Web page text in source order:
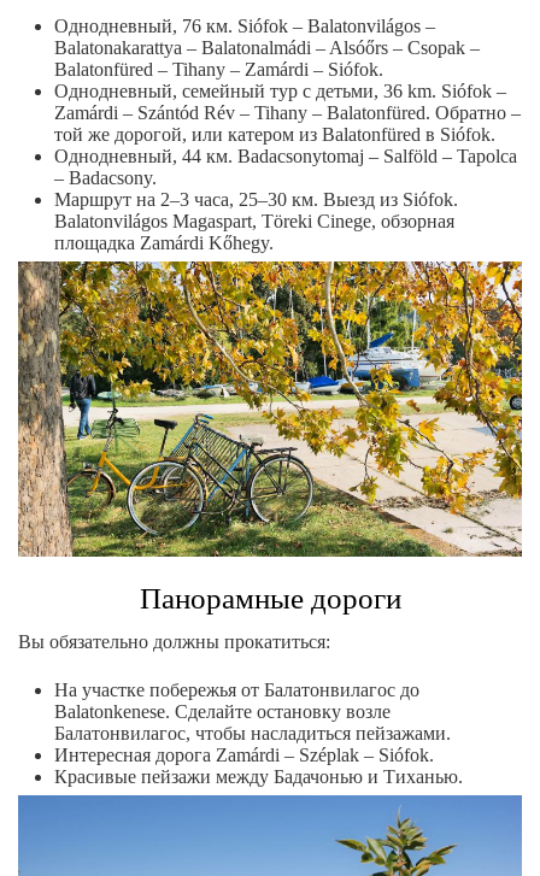
Однодневный, 76 км. Siófok – Balatonvilágos –
Balatonakarattya – Balatonalmádi – Alsóőrs – Csopak –
Balatonfüred – Tihany – Zamárdi – Siófok.
Однодневный, семейный тур с детьми, 36 km. Siófok –
Zamárdi – Szántód Rév – Tihany – Balatonfüred. Обратно –
той же дорогой, или катером из Balatonfüred в Siófok.
Однодневный, 44 км. Badacsonytomaj – Salföld – Tapolca
– Badacsony.
Маршрут на 2–3 часа, 25–30 км. Выезд из Siófok.
Balatonvilágos Magaspart, Töreki Cinege, обзорная
площадка Zamárdi Kőhegy.
Панорамные дороги
Вы обязательно должны прокатиться:
На участке побережья от Балатонвилагос до
Balatonkenese. Сделайте остановку возле
Балатонвилагос, чтобы насладиться пейзажами.
Интересная дорога Zamárdi – Széplak – Siófok.
Красивые пейзажи между Бадачонью и Тиханью.